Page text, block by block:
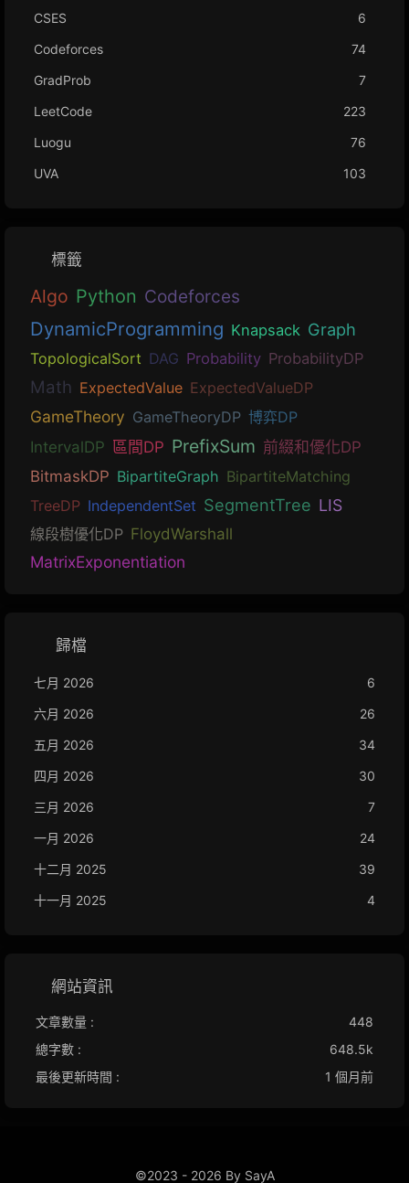
CSES
6
Codeforces
74
GradProb
7
LeetCode
223
Luogu
76
UVA
103
標籤
Algo Python Codeforces
DynamicProgramming Knapsack Graph
TopologicalSort DAG Probability ProbabilityDP
Math ExpectedValue ExpectedValueDP
GameTheory GameTheoryDP 博弈DP
IntervalDP 區間DP PrefixSum 前綴和優化DP
BitmaskDP BipartiteGraph BipartiteMatching
TreeDP IndependentSet SegmentTree LIS
線段樹優化DP FloydWarshall
MatrixExponentiation
歸檔
七月 2026
6
六月 2026
26
五月 2026
34
四月 2026
30
三月 2026
7
一月 2026
24
十二月 2025
39
十一月 2025
4
網站資訊
文章數量 :
448
總字數 :
648.5k
最後更新時間 :
1 個月前
©2023 - 2026 By SayA